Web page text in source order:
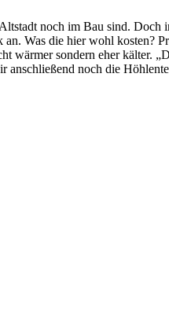
noch im Bau sind.
Was die hier wohl kosten?
wärmer sondern eher kälter.
noch die